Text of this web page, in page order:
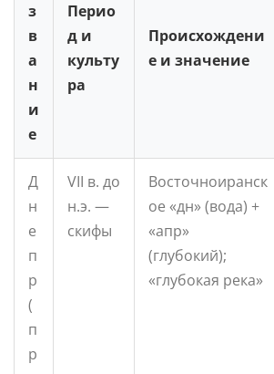
з
в
а
н
и
е
Перио
д и
культу
ра
Происхождени
е и значение
Д
н
е
п
р
(
п
р
VII в. до
н.э. —
скифы
Восточноиранск
ое «дн» (вода) +
«апр»
(глубокий);
«глубокая река»